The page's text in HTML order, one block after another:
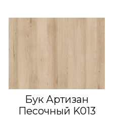
Бук Артизан
Песочный K013